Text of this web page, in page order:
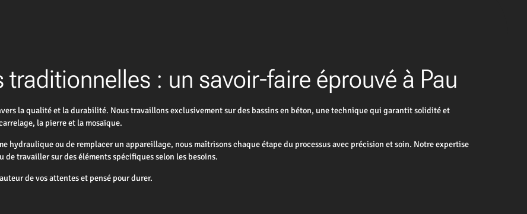
: un savoir-faire éprouvé à Pau
la qualité et la durabilité. Nous travaillons exclusivement sur des bassins en béton, une technique qui garantit solidité et
la pierre et la mosaïque.
hydraulique ou de remplacer un appareillage, nous maîtrisons chaque étape du processus avec précision et soin. Notre expertise
travailler sur des éléments spécifiques selon les besoins.
de vos attentes et pensé pour durer.